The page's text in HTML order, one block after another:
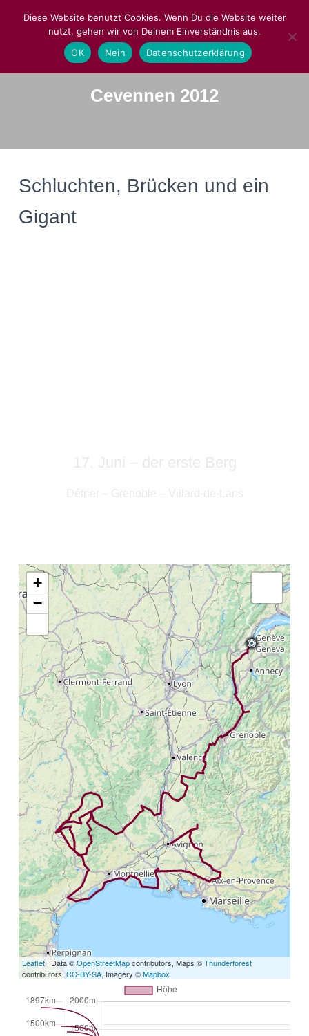
Cevennen 2012
Schluchten, Brücken und ein
Gigant
+
−
Leaflet | Data ©OpenStreetMapcontributors, Maps ©Thunderforest
contributors,CC-BY-SA, Imagery ©Mapbox
Diese Website benutzt Cookies. Wenn Du die Website weiter
nutzt, gehen wir von Deinem Einverständnis aus.
OK
Nein Datenschutzerklärung